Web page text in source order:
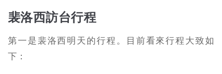
裴洛西訪台行程
第一是裴洛西明天的行程。目前看來行程大致如
下：